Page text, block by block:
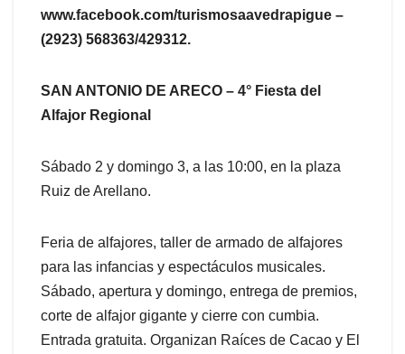
www.facebook.com/turismosaavedrapigue –
(2923) 568363/429312.
SAN ANTONIO DE ARECO – 4° Fiesta del
Alfajor Regional
Sábado 2 y domingo 3, a las 10:00, en la plaza
Ruiz de Arellano.
Feria de alfajores, taller de armado de alfajores
para las infancias y espectáculos musicales.
Sábado, apertura y domingo, entrega de premios,
corte de alfajor gigante y cierre con cumbia.
Entrada gratuita. Organizan Raíces de Cacao y El